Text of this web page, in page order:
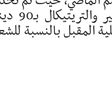
سعر القمح الصلب بـ140 دينارا
منح التسليم السريع التي تمتد آجال الانتفاع بها إلى 15 جويلية المقبل